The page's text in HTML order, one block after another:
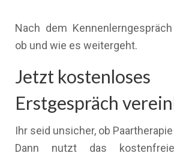
Nach dem
ob und wie es weitergeht.
Jetzt kostenloses
Erstgespräch
Ihr seid unsicher, ob
Dann nutzt das kostenfreie